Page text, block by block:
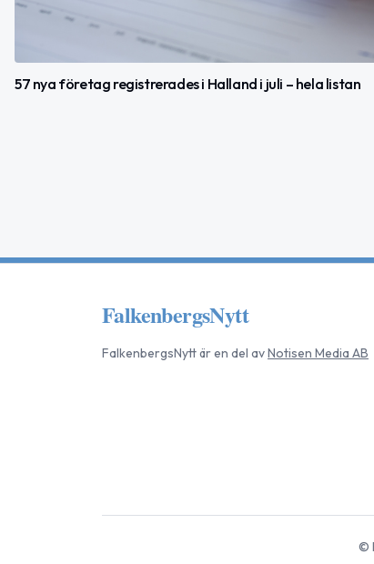
57 nya företag registrerades i Halland i juli – hela listan
FalkenbergsNytt
FalkenbergsNyttär en del avNotisen Media AB
©